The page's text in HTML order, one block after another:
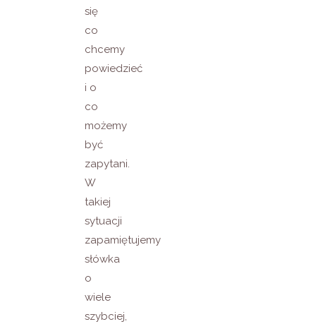
się
co
chcemy
powiedzieć
i o
co
możemy
być
zapytani.
W
takiej
sytuacji
zapamiętujemy
słówka
o
wiele
szybciej,